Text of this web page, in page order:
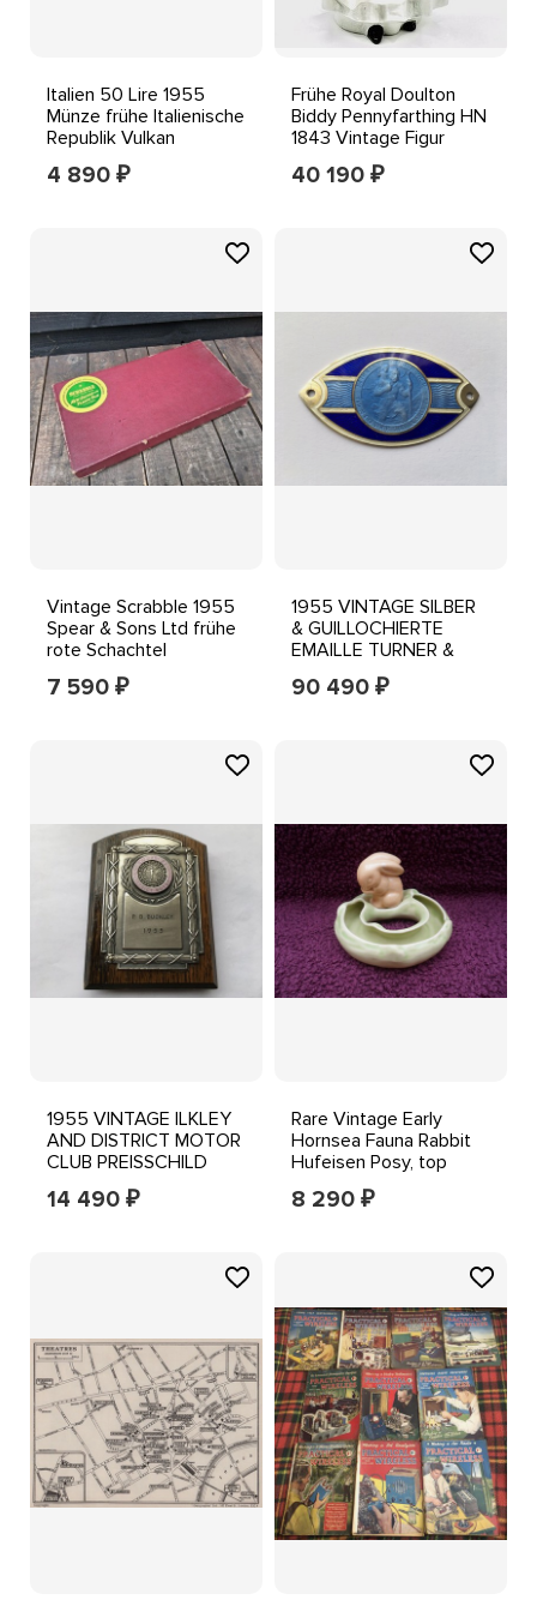
Italien 50 Lire 1955
Münze frühe Italienische
Republik Vulkan
Schmied Vintage
4 890 ₽
Frühe Royal Doulton
Biddy Pennyfarthing HN
1843 Vintage Figur
1938-1955 selten
40 190 ₽
Vintage Scrabble 1955
Spear & Sons Ltd frühe
rote Schachtel
KOSTENLOSER
VERSAND
7 590 ₽
1955 VINTAGE SILBER
& GUILLOCHIERTE
EMAILLE TURNER &
SIMPSON AUTO
ARMATURENBRETT
90 490 ₽
1955 VINTAGE ILKLEY
AND DISTRICT MOTOR
CLUB PREISSCHILD
14 490 ₽
Rare Vintage Early
Hornsea Fauna Rabbit
Hufeisen Posy, top
condition.
8 290 ₽